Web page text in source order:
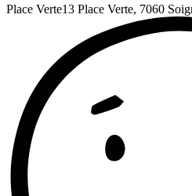
Place Verte13 Place Verte, 7060